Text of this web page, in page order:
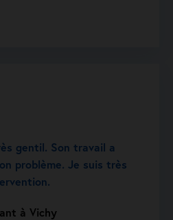
gentil. Son travail a
problème. Je suis très
à Vichy